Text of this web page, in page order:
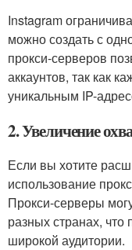
Instagram
можно создать с
прокси-серверов
аккаунтов, так как
уникальным IP-
2. Увеличение
Если вы хотите
использование
Прокси-серверы
разных странах, что
широкой аудитории.